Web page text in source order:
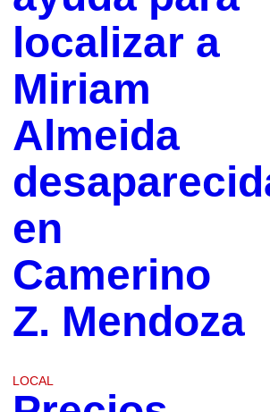
localizar a
Miriam
Almeida
en
Camerino
Z. Mendoza
LOCAL